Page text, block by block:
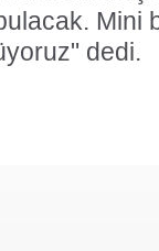
Mini
dedi.